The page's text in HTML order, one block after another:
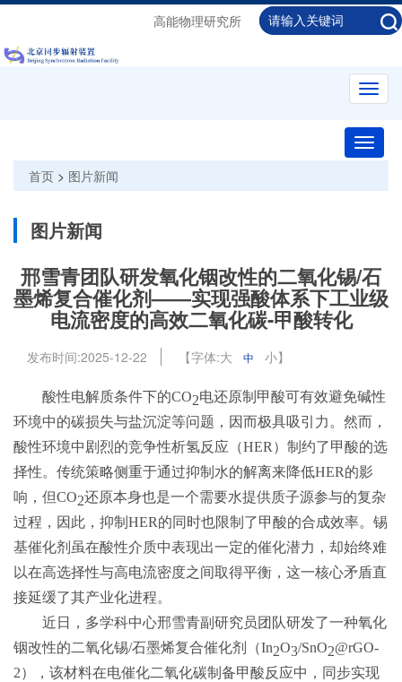
高能物理研究所
Toggle
首页 > 图片新闻
图片新闻
邢雪青团队研发氧化铟改性的二氧化锡/石
墨烯复合催化剂——实现强酸体系下工业级
电流密度的高效二氧化碳-甲酸转化
发布时间:2025-12-22 【字体:大 中 小】
酸性电解质条件下的CO2电还原制甲酸可有效避免碱性
环境中的碳损失与盐沉淀等问题，因而极具吸引力。然而，
酸性环境中剧烈的竞争性析氢反应（HER ）制约了甲酸的选
择性。传统策略侧重于通过抑制水的解离来降低HER的影
响，但CO2还原本身也是一个需要水提供质子源参与的复杂
过程，因此，抑制 HER的同时也限制了甲酸的合成效率。锡
基催化剂虽在酸性介质中表现出一定的催化潜力，却始终难
以在高选择性与高电流密度之间取得平衡，这一核心矛盾直
接延缓了其产业化进程。
近日，多学科中心邢雪青副研究员团队研发了一种氧化
铟改性的二氧化锡/石墨烯复合催化剂（In2O3/SnO2@rGO-
2），该材料在电催化二氧化碳制备甲酸反应中，同步实现